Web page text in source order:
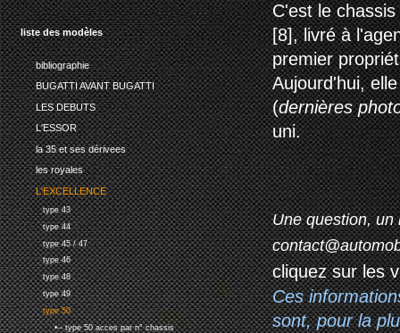
liste des modèles
bibliographie
BUGATTI AVANT BUGATTI
LES DEBUTS
L'ESSOR
la 35 et ses dérivees
les royales
L'EXCELLENCE
type 43
type 44
type 45 / 47
type 46
type 48
type 49
type 50
•-- type 50 acces par n° chassis
C'est le
[8], livré à
premier
Aujourd'hui,
(dernières
uni.
Une question, un
cliquez sur les
Ces
sont, pour la